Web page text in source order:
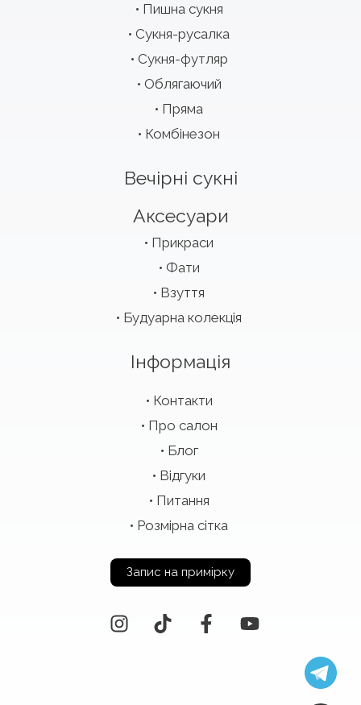
Пишна сукня
Сукня-русалка
Сукня-футляр
Облягаючий
Пряма
Комбінезон
Вечірні сукні
Аксесуари
Прикраси
Фати
Взуття
Будуарна колекція
Інформація
Контакти
Про салон
Блог
Відгуки
Питання
Розмірна сітка
Запис на примірку